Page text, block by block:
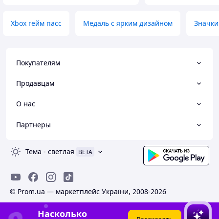
Xbox гейм пасс Медаль с ярким дизайном
Покупателям
Продавцам
О нас
Партнеры
Тема - светлая BETA
© Prom.ua — маркетплейс України, 2008-2026
Насколько